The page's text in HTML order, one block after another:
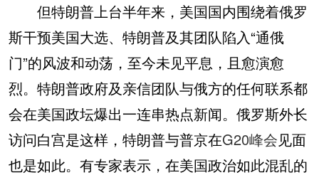
但特朗普上台半年来，美国国内围绕着俄罗
斯干预美国大选、特朗普及其团队陷入“通俄
门”的风波和动荡，至今未见平息，且愈演愈
烈。特朗普政府及亲信团队与俄方的任何联系都
会在美国政坛爆出一连串热点新闻。俄罗斯外长
访问白宫是这样，特朗普与普京在G20峰会见面
也是如此。有专家表示，在美国政治如此混乱的